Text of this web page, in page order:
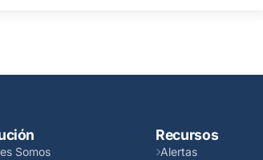
Somos
Recursos
Alertas